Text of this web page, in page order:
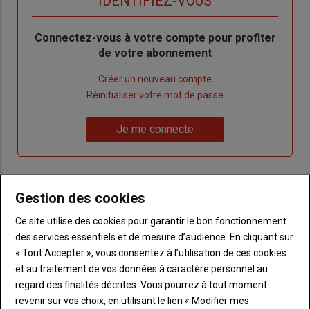
Body
Connectez-vous à votre compte pour profiter
de votre abonnement
Créer un nouveau compte
de
passe"
Réinitialiser votre mot de passe
me
connecte"
Je me connecte
Sous-
Vous n'êtes pas abonné(e)
TITRE CRÉEZ UN COMPTE
BodyChoisissez votre formule et créez votre
compte pour accéder à tout Terre de
Touraine.
Gestion des cookies
Ce site utilise des cookies pour garantir le bon fonctionnement
des services essentiels et de mesure d’audience. En cliquant sur
« Tout Accepter », vous consentez à l’utilisation de ces cookies
et au traitement de vos données à caractère personnel au
regard des finalités décrites. Vous pourrez à tout moment
revenir sur vos choix, en utilisant le lien « Modifier mes